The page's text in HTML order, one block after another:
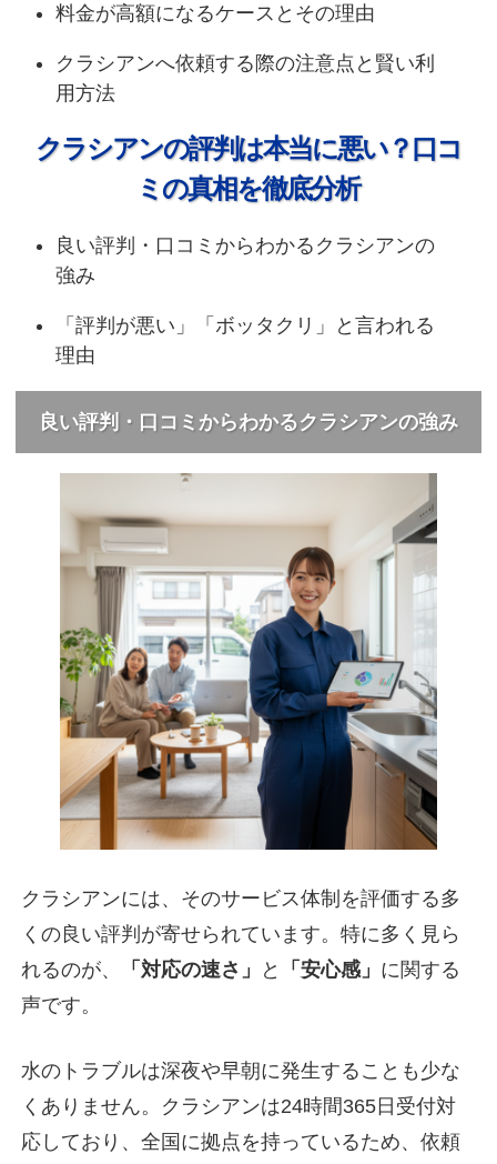
料金が高額になるケースとその理由
クラシアンへ依頼する際の注意点と賢い利
用方法
クラシアンの評判は本当に悪い？口コ
ミの真相を徹底分析
良い評判・口コミからわかるクラシアンの
強み
「評判が悪い」「ボッタクリ」と言われる
理由
良い評判・口コミからわかるクラシアンの強み
クラシアンには、そのサービス体制を評価する多
くの良い評判が寄せられています。特に多く見ら
れるのが、
「対応の速さ」 と 「安心感」 に関する
声です。
水のトラブルは深夜や早朝に発生することも少な
くありません。クラシアンは24時間365日受付対
応 しており、全国に拠点を持っているため、依頼